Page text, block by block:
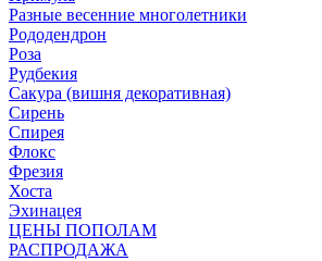
Разные весенние многолетники
Рододендрон
Роза
Рудбекия
Сакура (вишня декоративная)
Сирень
Спирея
Флокс
Фрезия
Хоста
Эхинацея
ЦЕНЫ ПОПОЛАМ
РАСПРОДАЖА